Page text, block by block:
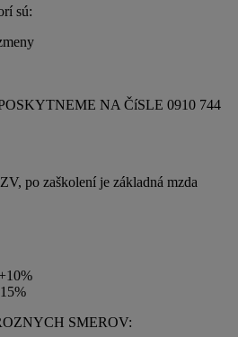
sú:
NA ČíSLE 0910 744
po zaškolení je základná mzda
SMEROV: